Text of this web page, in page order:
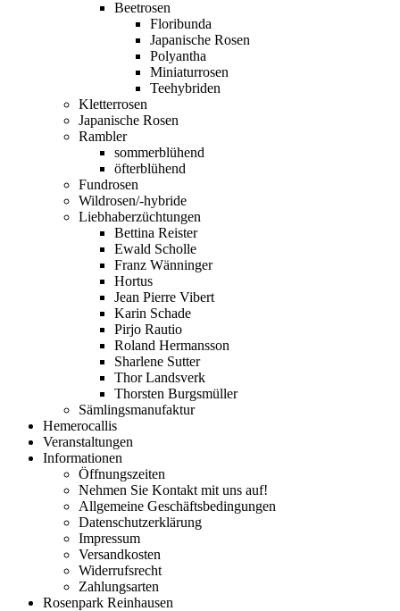
Beetrosen
Floribunda
Japanische Rosen
Polyantha
Miniaturrosen
Teehybriden
Kletterrosen
Japanische Rosen
Rambler
sommerblühend
öfterblühend
Fundrosen
Wildrosen/-hybride
Liebhaberzüchtungen
Bettina Reister
Ewald Scholle
Franz Wänninger
Hortus
Jean Pierre Vibert
Karin Schade
Pirjo Rautio
Roland Hermansson
Sharlene Sutter
Thor Landsverk
Thorsten Burgsmüller
Sämlingsmanufaktur
Hemerocallis
Veranstaltungen
Informationen
Öffnungszeiten
Nehmen Sie Kontakt mit uns auf!
Allgemeine Geschäftsbedingungen
Datenschutzerklärung
Impressum
Versandkosten
Widerrufsrecht
Zahlungsarten
Rosenpark Reinhausen